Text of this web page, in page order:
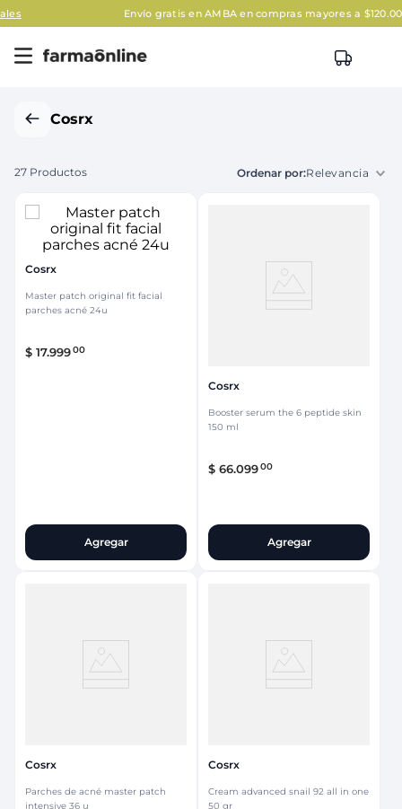
Envío gratis en AMBA en compras mayores a $120.000Aplican
Cosrx
27 Productos Relevancia
Cosrx
Master patch original fit facial
parches acné 24u
$ 17.99900
Agregar
Cosrx
Booster serum the 6 peptide skin
150 ml
$ 66.09900
Agregar
Cosrx
Parches de acné master patch
intensive 36 u
Cosrx
Cream advanced snail 92 all in one
50 gr